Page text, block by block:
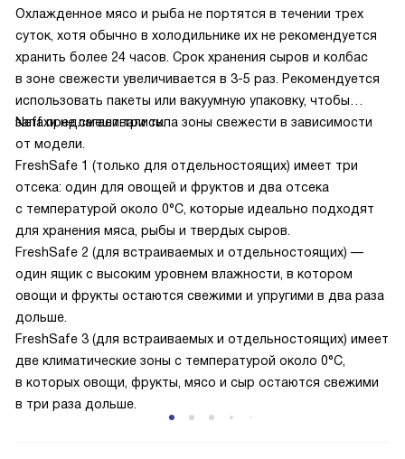
Охлажденное мясо и рыба не портятся в течении трех
суток, хотя обычно в холодильнике их не рекомендуется
хранить более 24 часов. Срок хранения сыров и колбас
в зоне свежести увеличивается в 3-5 раз. Рекомендуется
использовать пакеты или вакуумную упаковку, чтобы
запахи не смешивались.
Neff предлагает три типа зоны свежести в зависимости
от модели.
FreshSafe 1 (только для отдельностоящих) имеет три
отсека: один для овощей и фруктов и два отсека
с температурой около 0°C, которые идеально подходят
для хранения мяса, рыбы и твердых сыров.
FreshSafe 2 (для встраиваемых и отдельностоящих) —
один ящик с высоким уровнем влажности, в котором
овощи и фрукты остаются свежими и упругими в два раза
дольше.
FreshSafe 3 (для встраиваемых и отдельностоящих) имеет
две климатические зоны с температурой около 0°C,
в которых овощи, фрукты, мясо и сыр остаются свежими
в три раза дольше.